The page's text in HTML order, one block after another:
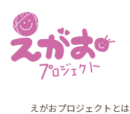
えがおプロジェクトとは